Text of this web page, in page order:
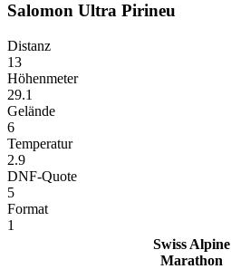
Salomon Ultra Pirineu
Distanz
13
Höhenmeter
29.1
Gelände
6
Temperatur
2.9
DNF-Quote
5
Format
1
Swiss Alpine
Marathon